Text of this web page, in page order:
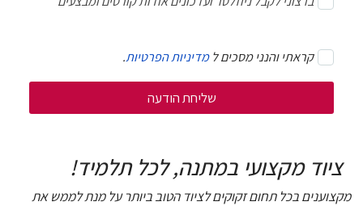
קראתי והנני מסכים למדיניות הפרטיות.
ציוד מקצועי במתנה, לכל תלמיד!
מקצוענים בכל תחום זקוקים לציוד הטוב ביותר על מנת לממש את